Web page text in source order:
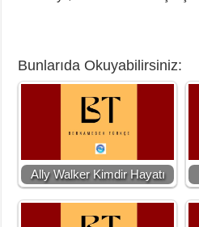
Bunlarıda Okuyabilirsiniz:
Ally Walker Kimdir Hayatı